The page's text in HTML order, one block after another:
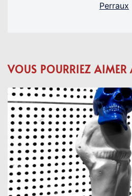
Perraux
VOUS POURRIEZ AIMER